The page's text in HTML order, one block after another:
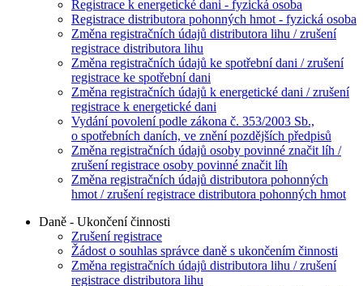
Registrace k energetické dani - fyzická osoba
Registrace distributora pohonných hmot - fyzická osoba
Změna registračních údajů distributora lihu / zrušení
registrace distributora lihu
Změna registračních údajů ke spotřební dani / zrušení
registrace ke spotřební dani
Změna registračních údajů k energetické dani / zrušení
registrace k energetické dani
Vydání povolení podle zákona č. 353/2003 Sb.,
o spotřebních daních, ve znění pozdějších předpisů
Změna registračních údajů osoby povinné značit líh /
zrušení registrace osoby povinné značit líh
Změna registračních údajů distributora pohonných
hmot / zrušení registrace distributora pohonných hmot
Daně - Ukončení činnosti
Zrušení registrace
Žádost o souhlas správce daně s ukončením činnosti
Změna registračních údajů distributora lihu / zrušení
registrace distributora lihu